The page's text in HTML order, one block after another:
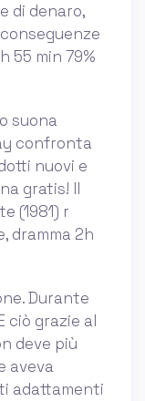
di denaro,
55 min 79%
suona
confronta
nuovi e
gratis! Il
(1981) r
dramma 2h
Durante
ciò grazie al
deve più
aveva
adattamenti